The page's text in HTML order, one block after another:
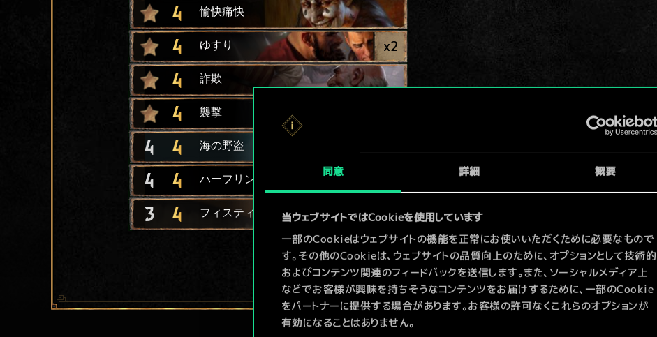
同意 詳細 概要
当ウェブサイトではCookieを使用しています
一部のCookieはウェブサイトの機能を正常にお使いいただくために必要なもので
す。その他のCookieは、ウェブサイトの品質向上のために、オプションとして技術的
およびコンテンツ関連のフィードバックを送信します。また、ソーシャルメディア上
などでお客様が興味を持ちそうなコンテンツをお届けするために、一部のCookie
をパートナーに提供する場合があります。お客様の許可なくこれらのオプションが
有効になることはありません。
4 愉快痛快
4 ゆすり x2
4 詐欺
4 襲撃
4 4 海の野盗
4 4 ハーフリングの金庫破り
3 4 フィスティックの密売人